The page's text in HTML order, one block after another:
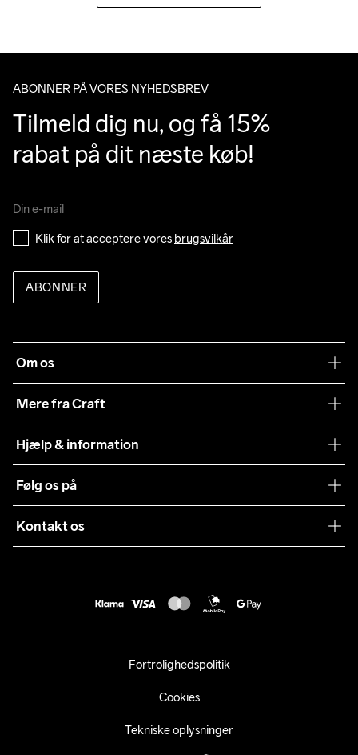
ABONNER PÅ VORES NYHEDSBREV
Tilmeld dig nu, og få 15%
rabat på dit næste køb!
Klik for at acceptere vores brugsvilkår
ABONNER
Om os
Mere fra Craft
Samarbejder
Presse
Sustainability
Hjælp & information
Levering
Kundeservice
Følg os på
Kontakt os
Fortrolighedspolitik
Cookies
Tekniske oplysninger